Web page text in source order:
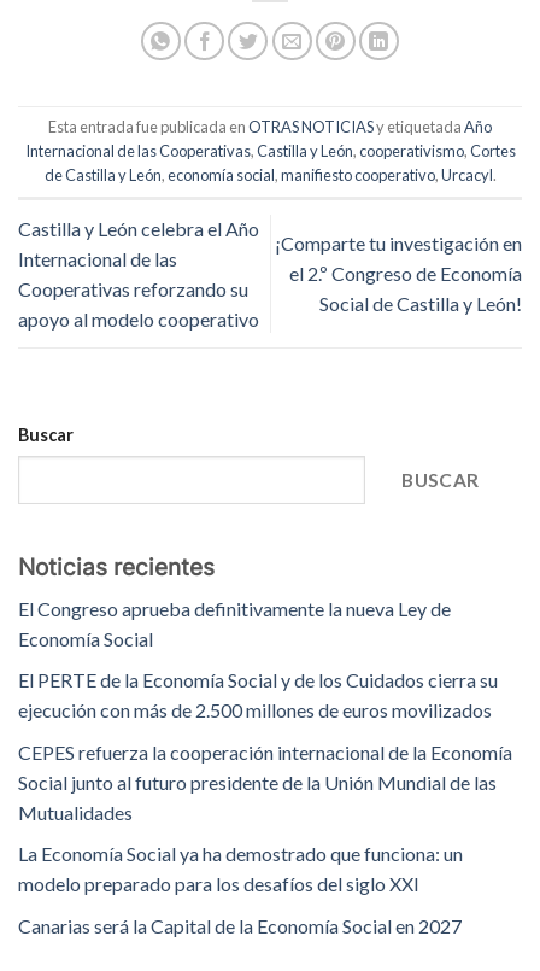
Esta entrada fue publicada enOTRAS NOTICIASy etiquetadaAño
Internacional de las Cooperativas,Castilla y León,cooperativismo,Cortes
de Castilla y León,economía social,manifiesto cooperativo,Urcacyl.
Castilla y León celebra el Año
Internacional de las
Cooperativas reforzando su
apoyo al modelo cooperativo
¡Comparte tu investigación en
el 2.º Congreso de Economía
Social de Castilla y León!
Buscar
BUSCAR
Noticias recientes
El Congreso aprueba definitivamente la nueva Ley de
Economía Social
El PERTE de la Economía Social y de los Cuidados cierra su
ejecución con más de 2.500 millones de euros movilizados
CEPES refuerza la cooperación internacional de la Economía
Social junto al futuro presidente de la Unión Mundial de las
Mutualidades
La Economía Social ya ha demostrado que funciona: un
modelo preparado para los desafíos del siglo XXI
Canarias será la Capital de la Economía Social en 2027